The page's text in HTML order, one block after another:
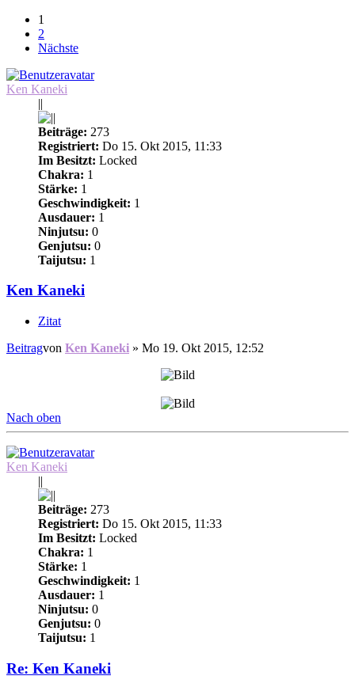
1
2
Nächste
Ken Kaneki
||
Beiträge: 273
Registriert: Do 15. Okt 2015, 11:33
Im Besitzt: Locked
Chakra: 1
Stärke: 1
Geschwindigkeit: 1
Ausdauer: 1
Ninjutsu: 0
Genjutsu: 0
Taijutsu: 1
Ken Kaneki
Zitat
Beitragvon Ken Kaneki » Mo 19. Okt 2015, 12:52
Nach oben
Ken Kaneki
||
Beiträge: 273
Registriert: Do 15. Okt 2015, 11:33
Im Besitzt: Locked
Chakra: 1
Stärke: 1
Geschwindigkeit: 1
Ausdauer: 1
Ninjutsu: 0
Genjutsu: 0
Taijutsu: 1
Re: Ken Kaneki